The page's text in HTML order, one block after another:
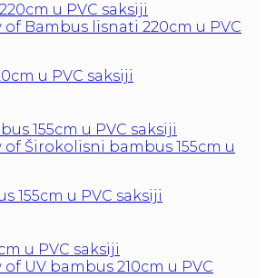
u PVC saksiji
155cm u PVC saksiji